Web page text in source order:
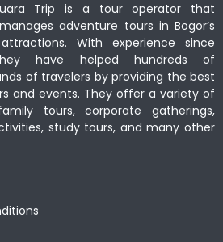
Trip is a tour operator that
adventure tours in Bogor’s
With experience since
have helped hundreds of
of travelers by providing the best
and events. They offer a variety of
tours, corporate gatherings,
study tours, and many other